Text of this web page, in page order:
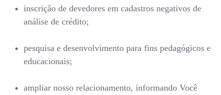
inscrição de devedores em cadastros negativos de
análise de crédito;
pesquisa e desenvolvimento para fins pedagógicos e
educacionais;
ampliar nosso relacionamento, informando Você